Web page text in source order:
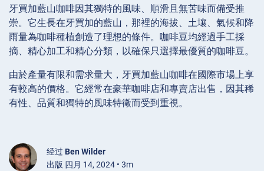
牙買加藍山咖啡因其獨特的風味、順滑且無苦味而備受推
崇。它生長在牙買加的藍山，那裡的海拔、土壤、氣候和降
雨量為咖啡種植創造了理想的條件。咖啡豆均經過手工採
摘、精心加工和精心分類，以確保只選擇最優質的咖啡豆。
由於產量有限和需求量大，牙買加藍山咖啡在國際市場上享
有較高的價格。它經常在豪華咖啡店和專賣店出售，因其稀
有性、品質和獨特的風味特徵而受到重視。
经过 Ben Wilder
出版 四月 14, 2024 • 3m